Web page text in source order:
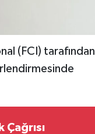
(FCI) tarafından